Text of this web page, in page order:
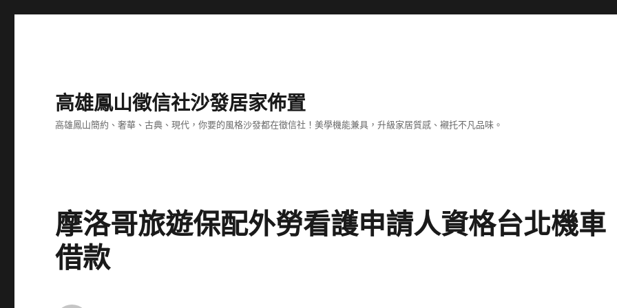
高雄鳳山徵信社沙發居家佈置
高雄鳳山簡約、奢華、古典、現代，你要的風格沙發都在徵信社！美學機能兼具，升級家居質感、襯托不凡品味。
摩洛哥旅遊保配外勞看護申請人資格台北機車
借款